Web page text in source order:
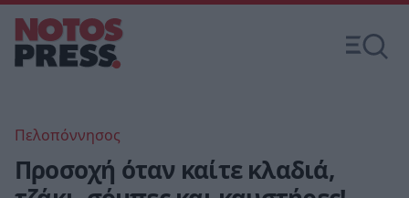
Πελοπόννησος
Προσοχή όταν καίτε κλαδιά,